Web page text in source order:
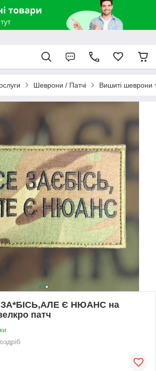
Шеврони / Патчі Вишиті шеврони
Є НЮАНС на
патч